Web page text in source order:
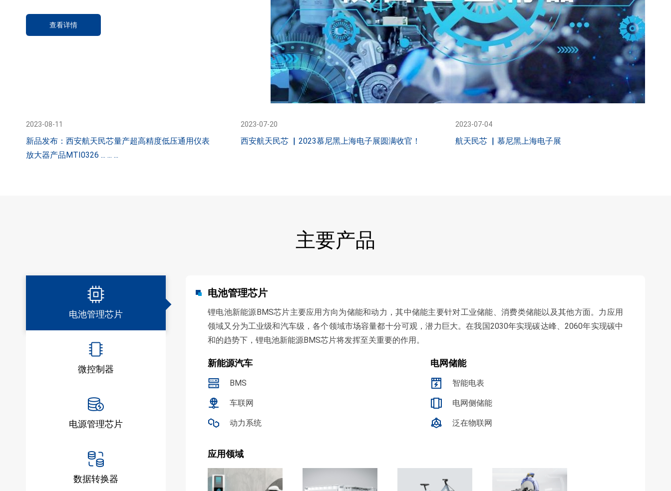
查看详情
2023-08-11
新品发布：西安航天民芯量产超高精度低压通用仪表
放大器产品MTI0326 ... ... ...
2023-07-20
西安航天民芯 ▏2023慕尼黑上海电子展圆满收官！
2023-07-04
航天民芯 ▏慕尼黑上海电子展
主要产品
电池管理芯片
微控制器
电源管理芯片
数据转换器
电池管理芯片
锂电池新能源BMS芯片主要应用方向为储能和动力，其中储能主要针对工业储能、消费类储能以及其他方面。力应用
领域又分为工业级和汽车级，各个领域市场容量都十分可观，潜力巨大。在我国2030年实现碳达峰、2060年实现碳中
和的趋势下，锂电池新能源BMS芯片将发挥至关重要的作用。
新能源汽车
BMS
车联网
动力系统
电网储能
智能电表
电网侧储能
泛在物联网
应用领域